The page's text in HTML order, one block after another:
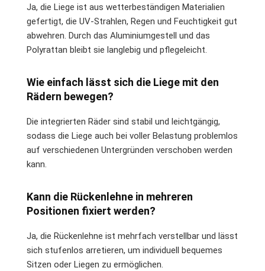
Ja, die Liege ist aus wetterbeständigen Materialien
gefertigt, die UV-Strahlen, Regen und Feuchtigkeit gut
abwehren. Durch das Aluminiumgestell und das
Polyrattan bleibt sie langlebig und pflegeleicht.
Wie einfach lässt sich die Liege mit den
Rädern bewegen?
Die integrierten Räder sind stabil und leichtgängig,
sodass die Liege auch bei voller Belastung problemlos
auf verschiedenen Untergründen verschoben werden
kann.
Kann die Rückenlehne in mehreren
Positionen fixiert werden?
Ja, die Rückenlehne ist mehrfach verstellbar und lässt
sich stufenlos arretieren, um individuell bequemes
Sitzen oder Liegen zu ermöglichen.